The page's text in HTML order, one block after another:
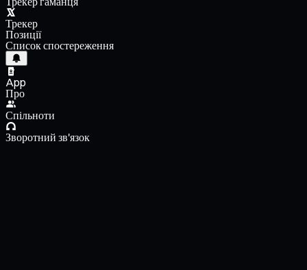
Трекер
Позиції
Список спостереження
App
Про
Спільноти
Зворотний зв'язок